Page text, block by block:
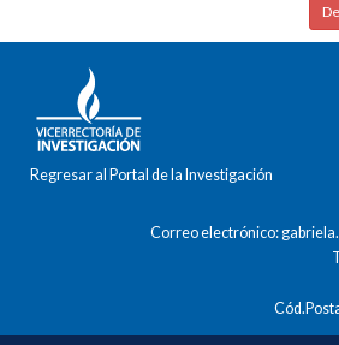
Regresar al Portal de la Investigación
Correo electrónico: